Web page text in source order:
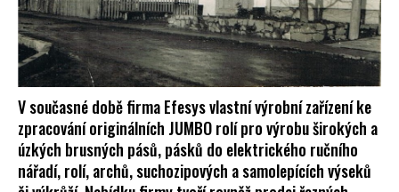
V současné době firma Efesys vlastní výrobní zařízení ke
zpracování originálních JUMBO rolí pro výrobu širokých a
úzkých brusných pásů, pásků do elektrického ručního
nářadí, rolí, archů, suchozipových a samolepících výseků
j
e
m
e